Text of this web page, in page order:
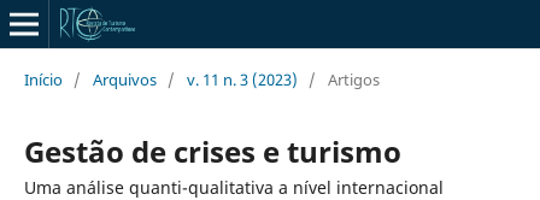
Início / Arquivos / v. 11 n. 3 (2023) / Artigos
Gestão de crises e turismo
Uma análise quanti-qualitativa a nível internacional